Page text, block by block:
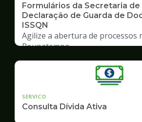
Formulários da Secretaria de
Declaração de Guarda de
ISSQN
Agilize a abertura de processos
Poupatempo
SERVICO
Consulta Dívida Ativa